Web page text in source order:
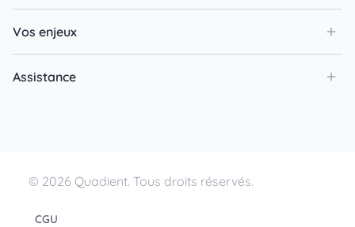
Vos enjeux
Assistance
© 2026 Quadient. Tous droits réservés.
CGU